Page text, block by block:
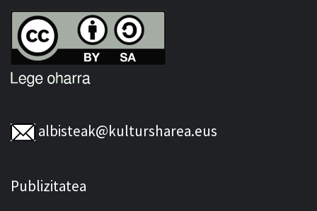
albisteak@kultursharea.eus
Publizitatea